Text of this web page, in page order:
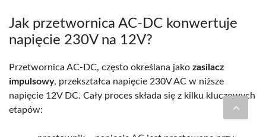
Jak przetwornica AC-DC konwertuje
napięcie 230V na 12V?
Przetwornica AC-DC, często określana jako zasilacz
impulsowy, przekształca napięcie 230V AC w niższe
napięcie 12V DC. Cały proces składa się z kilku kluczowych
etapów: